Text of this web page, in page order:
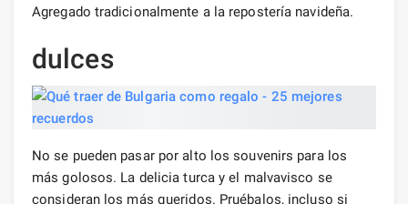
Agregado tradicionalmente a la repostería navideña.
dulces
No se pueden pasar por alto los souvenirs para los
más golosos. La delicia turca y el malvavisco se
consideran los más queridos. Pruébalos, incluso si